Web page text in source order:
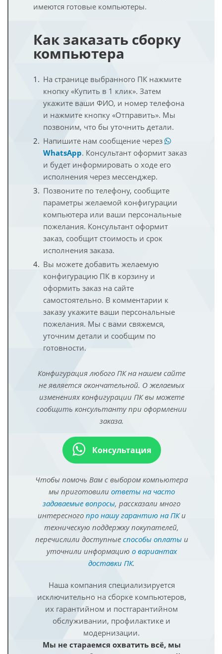
имеются готовые компьютеры.
Как заказать сборку
компьютера
На странице выбранного ПК нажмите
кнопку «Купить в 1 клик». Затем
укажите ваши ФИО, и номер телефона
и нажмите кнопку «Отправить». Мы
позвоним, что бы уточнить детали.
Напишите нам сообщение через
WhatsApp. Консультант оформит заказ
и будет информировать о ходе его
исполнения через мессенджер.
Позвоните по телефону, сообщите
параметры желаемой конфигурации
компьютера или ваши персональные
пожелания. Консультант оформит
заказ, сообщит стоимость и срок
исполнения заказа.
Вы можете добавить желаемую
конфигурацию ПК в корзину и
оформить заказ на сайте
самостоятельно. В комментарии к
заказу укажите ваши персональные
пожелания. Мы с вами свяжемся,
уточним детали и сообщим по
готовности.
Конфигурация любого ПК на нашем сайте
не является окончательной. О желаемых
изменениях конфигурации ПК вы можете
сообщить консультанту при оформлении
заказа.
Консультация
Чтобы помочь Вам с выбором компьютера
мы приготовили ответы на часто
задаваемые вопросы, рассказали много
интересного про нашу гарантию на ПКи
техническую поддержку покупателей,
перечислили доступные способы оплатыи
уточнили информацию о вариантах
доставки ПК.
Наша компания специализируется
исключительно на сборке компьютеров,
их гарантийном и постгарантийном
обслуживании, профилактике и
модернизации.
Мы не стараемся охватить всё, мы